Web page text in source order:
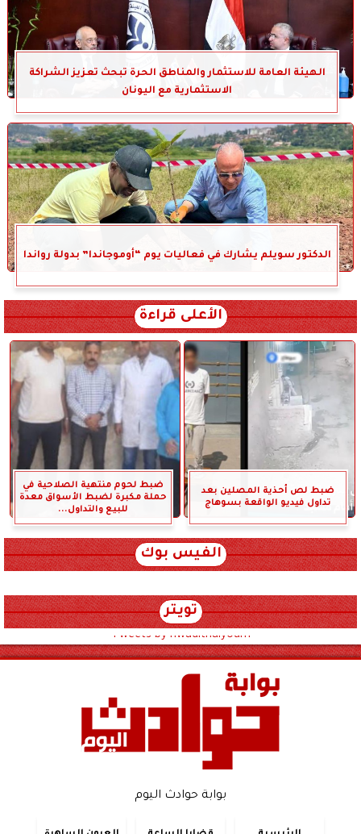
الهيئة العامة للاستثمار والمناطق الحرة تبحث تعزيز الشراكة
الاستثمارية مع اليونان
الدكتور سويلم يشارك في فعاليات يوم “أوموجاندا” بدولة رواندا
الأعلى قراءة
ضبط لص أحذية المصلين بعد
تداول فيديو الواقعة بسوهاج
ضبط لحوم منتهية الصلاحية في
حملة مكبرة لضبط الأسواق معدة
للبيع والتداول...
الفيس بوك
تويتر
Tweets by hwadithalyoum
بوابة حوادث اليوم